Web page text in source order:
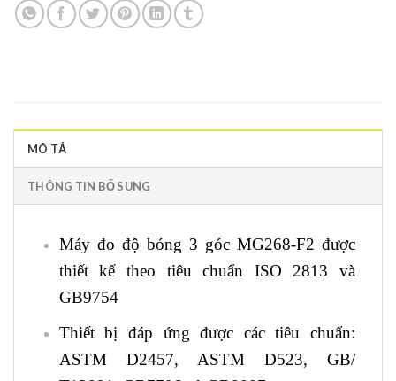
MÔ TẢ
THÔNG TIN BỔ SUNG
Máy đo độ bóng 3 góc MG268-F2 được
thiết kế theo tiêu chuẩn ISO 2813 và
GB9754
Thiết bị đáp ứng được các tiêu chuẩn:
ASTM D2457, ASTM D523, GB/